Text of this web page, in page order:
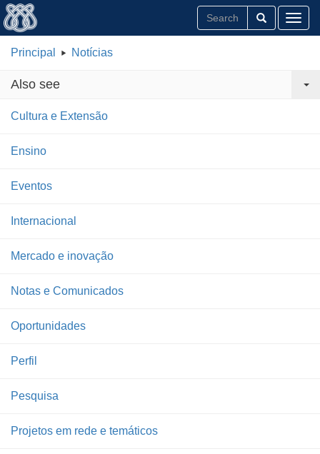
Principal Notícias
Also see
Cultura e Extensão
Ensino
Eventos
Internacional
Mercado e inovação
Notas e Comunicados
Oportunidades
Perfil
Pesquisa
Projetos em rede e temáticos